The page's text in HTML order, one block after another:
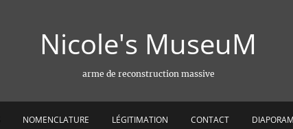
Nicole's MuseuM
arme de reconstruction massive
NOMENCLATURE LÉGITIMATION CONTACT